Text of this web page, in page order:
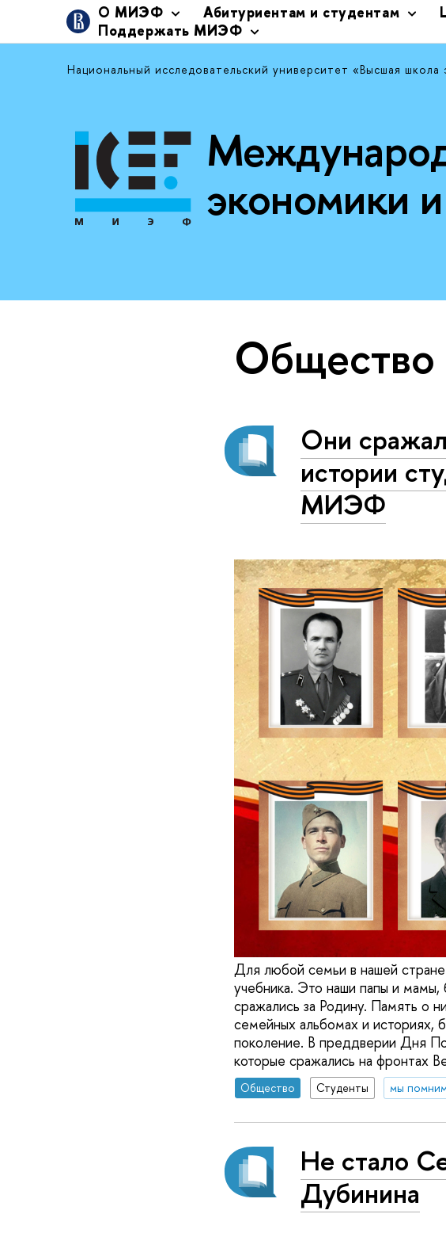
О МИЭФ Абитуриентам и студентам
Поддержать МИЭФ
Национальный исследовательский университет «Высшая школа
экономики
Общество
Они
истории
МИЭФ
Для любой семьи в нашей
учебника. Это наши папы и
сражались за Родину. Память о
семейных альбомах и историях,
поколение. В преддверии Дня
которые сражались на фронтах
Общество Студенты мы
Не стало
Дубинина